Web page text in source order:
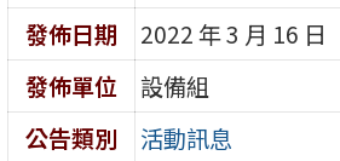
發佈日期
2022 年 3 月 16 日
發佈單位
設備組
公告類別
活動訊息